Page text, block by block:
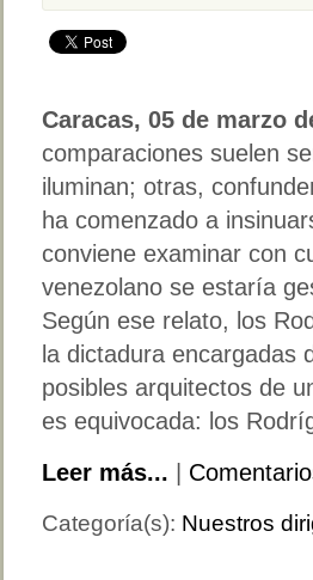
Caracas, 05 de marzo
comparaciones suelen
iluminan; otras,
ha comenzado a
conviene examinar con
venezolano se estaría
Según ese relato, los
la dictadura
posibles arquitectos de
es equivocada: los
Leer más...
Categoría(s): Nuestros